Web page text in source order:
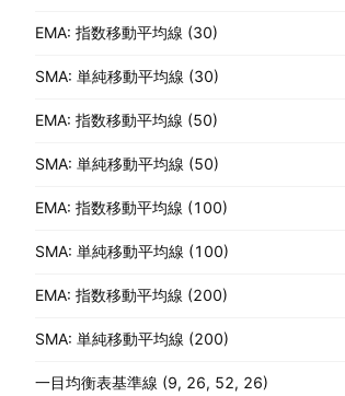
EMA: 指数移動平均線 (30)
SMA: 単純移動平均線 (30)
EMA: 指数移動平均線 (50)
SMA: 単純移動平均線 (50)
EMA: 指数移動平均線 (100)
SMA: 単純移動平均線 (100)
EMA: 指数移動平均線 (200)
SMA: 単純移動平均線 (200)
一目均衡表基準線 (9, 26, 52, 26)